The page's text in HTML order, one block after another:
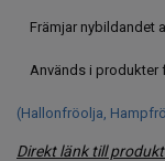
Främjar nybildandet
Används i produkter
(Hallonfröolja,
Direkt länk till